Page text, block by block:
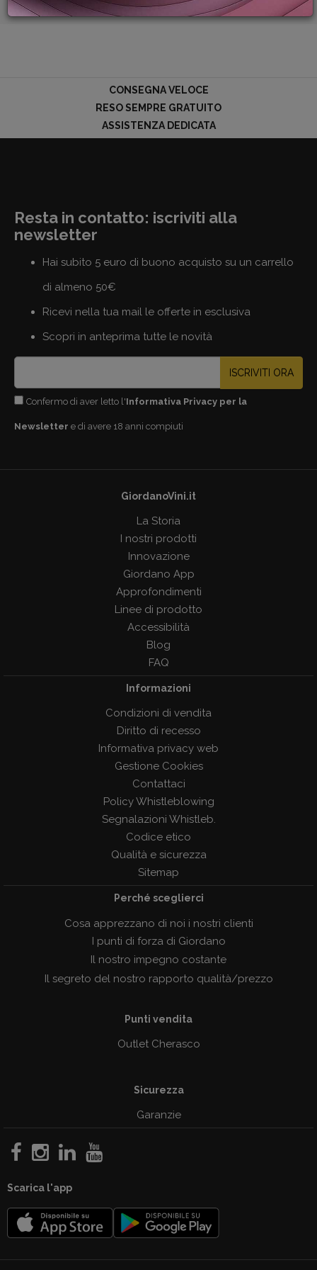
GIFT
CONSEGNA VELOCE
RESO SEMPRE GRATUITO
ASSISTENZA DEDICATA
Resta in contatto: iscriviti alla
newsletter
Hai subito 5 euro di buono acquisto su un carrello
di almeno 50€
Ricevi nella tua mail le offerte in esclusiva
Scopri in anteprima tutte le novità
ISCRIVITI ORA
Confermo di aver letto l'Informativa Privacy per la
Newsletter e di avere 18 anni compiuti
GiordanoVini.it
La Storia
I nostri prodotti
Innovazione
Giordano App
Approfondimenti
Linee di prodotto
Accessibilità
Blog
FAQ
Informazioni
Condizioni di vendita
Diritto di recesso
Informativa privacy web
Gestione Cookies
Contattaci
Policy Whistleblowing
Segnalazioni Whistleb.
Codice etico
Qualità e sicurezza
Sitemap
Perché sceglierci
Cosa apprezzano di noi i nostri clienti
I punti di forza di Giordano
Il nostro impegno costante
Il segreto del nostro rapporto qualità/prezzo
Punti vendita
Outlet Cherasco
Sicurezza
Garanzie
Scarica l'app